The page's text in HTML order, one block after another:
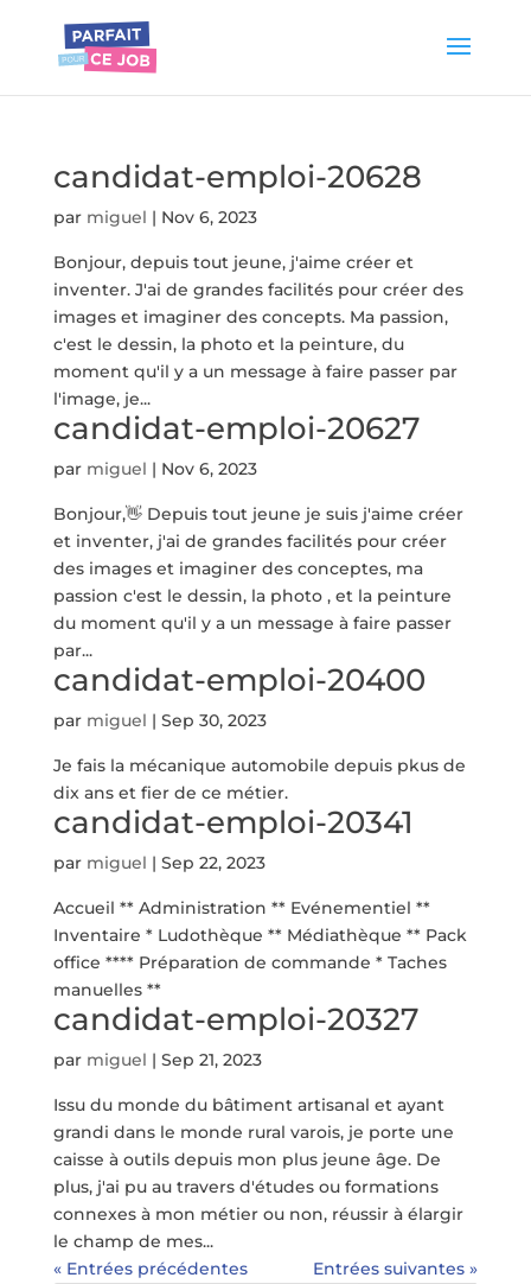
candidat-emploi-20628
par miguel | Nov 6, 2023
Bonjour, depuis tout jeune, j'aime créer et
inventer. J'ai de grandes facilités pour créer des
images et imaginer des concepts. Ma passion,
c'est le dessin, la photo et la peinture, du
moment qu'il y a un message à faire passer par
l'image, je...
candidat-emploi-20627
par miguel | Nov 6, 2023
Bonjour,👋 Depuis tout jeune je suis j'aime créer
et inventer, j'ai de grandes facilités pour créer
des images et imaginer des conceptes, ma
passion c'est le dessin, la photo , et la peinture
du moment qu'il y a un message à faire passer
par...
candidat-emploi-20400
par miguel | Sep 30, 2023
Je fais la mécanique automobile depuis pkus de
dix ans et fier de ce métier.
candidat-emploi-20341
par miguel | Sep 22, 2023
Accueil ** Administration ** Evénementiel **
Inventaire * Ludothèque ** Médiathèque ** Pack
office **** Préparation de commande * Taches
manuelles **
candidat-emploi-20327
par miguel | Sep 21, 2023
Issu du monde du bâtiment artisanal et ayant
grandi dans le monde rural varois, je porte une
caisse à outils depuis mon plus jeune âge. De
plus, j'ai pu au travers d'études ou formations
connexes à mon métier ou non, réussir à élargir
le champ de mes...
« Entrées précédentes
Entrées suivantes »